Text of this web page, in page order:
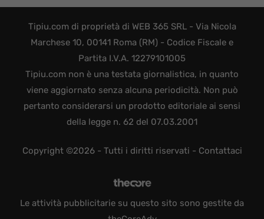
Tipiu.com di proprietà di WEB 365 SRL - Via Nicola
Marchese 10, 00141 Roma (RM) - Codice Fiscale e
Partita I.V.A. 12279101005
Tipiu.com non è una testata giornalistica, in quanto
viene aggiornato senza alcuna periodicità. Non può
pertanto considerarsi un prodotto editoriale ai sensi
della legge n. 62 del 07.03.2001
Copyright ©2026 - Tutti i diritti riservati - Contattaci
Le attività pubblicitarie su questo sito sono gestite da